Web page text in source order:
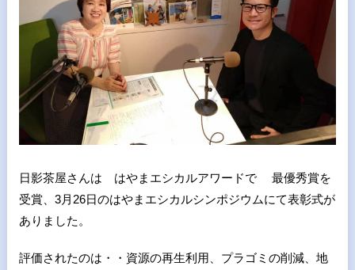
日影茶屋さんは はやまエシカルアワードで 最優秀賞を
受賞、3月26日のはやまエシカルシンポジウムにて表彰式が
ありました。
評価されたのは・・資源の再生利用、プラゴミの削減、地